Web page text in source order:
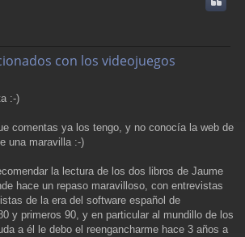
con los videojuegos
:-)
comentas ya los tengo, y no conocía la web de
una maravilla :-)
la lectura de los dos libros de Jaume
hace un repaso maravilloso, con entrevistas
de la era del software español de
y primeros 90, y en particular al mundillo de los
a él le debo el reengancharme hace 3 años a